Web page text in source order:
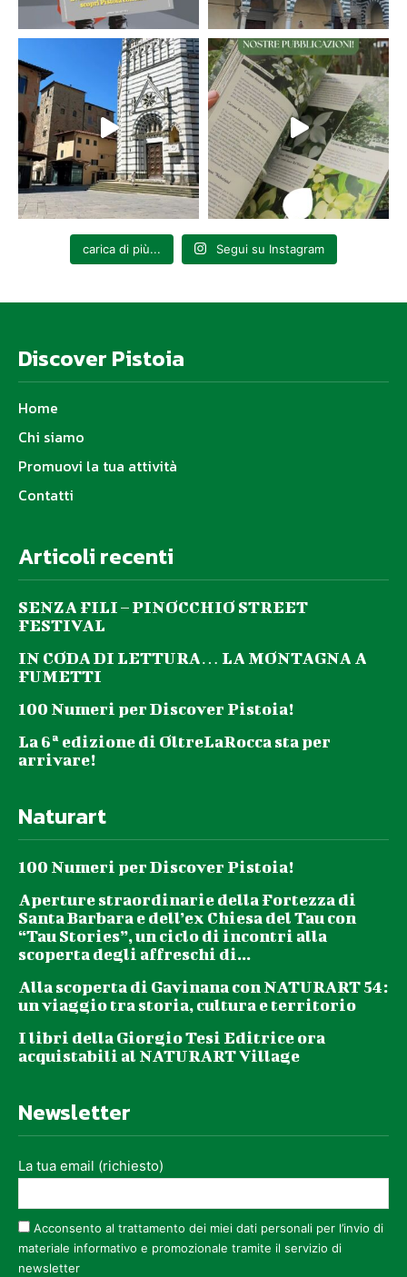
carica di più... Segui su Instagram
Discover Pistoia
Home
Chi siamo
Promuovi la tua attività
Contatti
Articoli recenti
SENZA FILI – PINOCCHIO STREET
FESTIVAL
IN CODA DI LETTURA… LA MONTAGNA A
FUMETTI
100 Numeri per Discover Pistoia!
La 6ª edizione di OltreLaRocca sta per
arrivare!
Naturart
100 Numeri per Discover Pistoia!
Aperture straordinarie della Fortezza di
Santa Barbara e dell’ex Chiesa del Tau con
“Tau Stories”, un ciclo di incontri alla
scoperta degli affreschi di...
Alla scoperta di Gavinana con NATURART 54:
un viaggio tra storia, cultura e territorio
I libri della Giorgio Tesi Editrice ora
acquistabili al NATURART Village
Newsletter
La tua email (richiesto)
Acconsento al trattamento dei miei dati personali per l’invio di
materiale informativo e promozionale tramite il servizio di
newsletter